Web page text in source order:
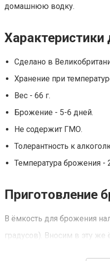
домашнюю водку.
Сделано в
Хранение при
Вес - 66 г.
Брожение - 5-6 дней.
Не содержит ГМО.
Толерантность к
Температура брожения -
Приготовление
В ёмкость для брожения
градусов). Вносим в эту же